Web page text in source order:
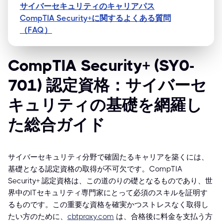
サイバーセキュリティのキャリアパス
CompTIA Security+に関するよくある質問
（FAQ）
CompTIA Security+ (SY0-
701) 認定資格：サイバーセ
キュリティの基礎を網羅し
た総合ガイド
サイバーセキュリティ分野で確固たるキャリアを築くには、
基礎となる認定資格の取得が不可欠です。CompTIA
Security+ 認定資格は、この道のりの礎となるものであり、世
界中のITセキュリティ専門家にとって必須のスキルを証明す
るものです。この重要な資格を確実かつストレスなく取得し
たい方のために、 cbtproxy.com は、合格後に料金を支払う方